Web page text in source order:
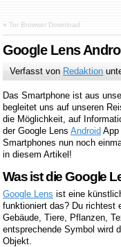
« Tor Browser Download
Google Lens
Verfasst von Redaktion
Das Smartphone ist aus
begleitet uns auf unseren
die Möglichkeit, auf
der Google Lens Android App
Smartphones nun noch
in diesem Artikel!
Was ist die Google
Google Lens ist eine
funktioniert das? Du richtest
Gebäude, Tiere, Pflanzen,
entsprechende Symbol wird
Objekt.